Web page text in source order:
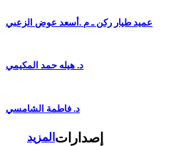
عميد طيار ركن ـ م .أسعد عوض الزعبي
د. هيله حمد المكيمي
د. فاطمة الشامسي
المزيد إصدارات